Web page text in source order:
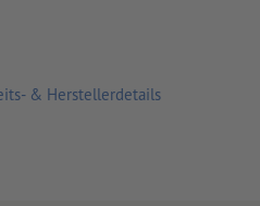
beachten Sie unbedingt die
& Herstellerdetails